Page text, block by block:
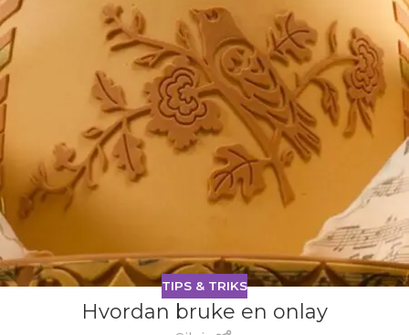
TIPS & TRIKS
Hvordan bruke en onlay